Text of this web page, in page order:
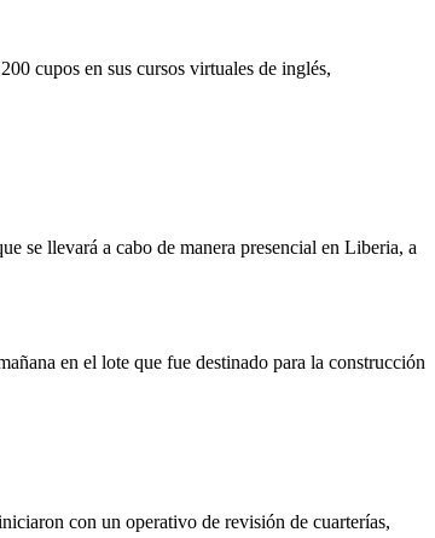
cupos en sus cursos virtuales de inglés,
se llevará a cabo de manera presencial en Liberia, a
en el lote que fue destinado para la construcción
con un operativo de revisión de cuarterías,